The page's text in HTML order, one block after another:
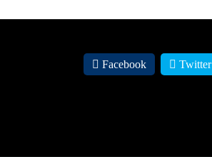
Facebook Twitter